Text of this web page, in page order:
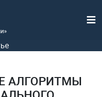
АЛГОРИТМЫ